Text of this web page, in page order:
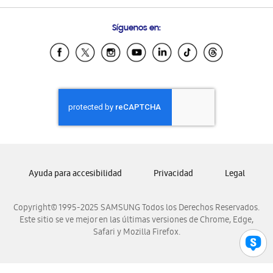
Samsung Ecuador
Samsung El Salvador
Samsung Honduras
Samsung Nicaragua
Samsung Panamá
Samsung Venezuela
Síguenos en:
Copyright© 1995-2025 SAMSUNG Todos los Derechos Reservados.
Este sitio se ve mejor en las últimas versiones de Chrome, Edge,
Safari y Mozilla Firefox.
Ayuda para accesibilidad Privacidad Legal